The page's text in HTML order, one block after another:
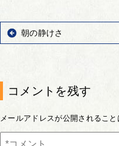
朝の静けさ
コメントを残す
メールアドレスが公開されること